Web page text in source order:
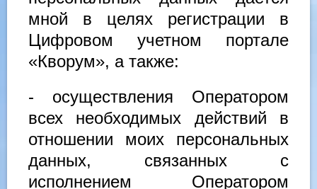
мной в целях регистрации в
Цифровом учетном портале
«Кворум», а также:
- осуществления Оператором
всех необходимых действий в
отношении моих персональных
данных, связанных с
исполнением Оператором